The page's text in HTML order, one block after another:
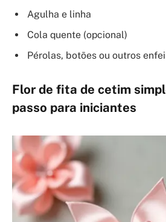
Agulha e linha
Cola quente (opcional)
Pérolas, botões ou outros
Flor de fita de cetim
passo para iniciantes